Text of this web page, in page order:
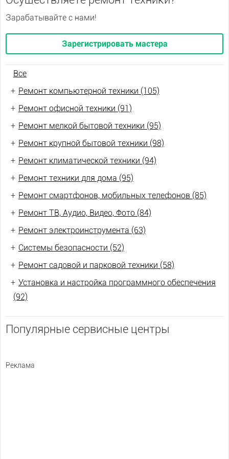
Зарабатывайте с нами!
Зарегистрировать мастера
Все
+ Ремонт компьютерной техники (105)
+ Ремонт офисной техники (91)
+ Ремонт мелкой бытовой техники (95)
+ Ремонт крупной бытовой техники (98)
+ Ремонт климатической техники (94)
+ Ремонт техники для дома (95)
+ Ремонт смартфонов, мобильных телефонов (85)
+ Ремонт ТВ, Аудио, Видео, Фото (84)
+ Ремонт электроинструмента (63)
+ Системы безопасности (52)
+ Ремонт садовой и парковой техники (58)
+ Установка и настройка программного обеспечения
(92)
Популярные сервисные центры
Реклама